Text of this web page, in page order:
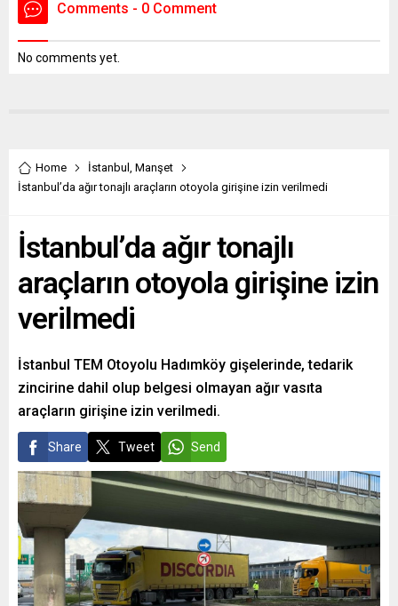
Comments - 0 Comment
No comments yet.
Home İstanbul , Manşet
İstanbul’da ağır tonajlı araçların otoyola girişine izin verilmedi
İstanbul’da ağır tonajlı
araçların otoyola girişine izin
verilmedi
İstanbul TEM Otoyolu Hadımköy gişelerinde, tedarik
zincirine dahil olup belgesi olmayan ağır vasıta
araçların girişine izin verilmedi.
Share Tweet Send